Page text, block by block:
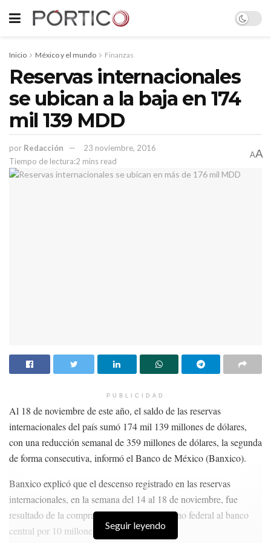
Inicio México y el mundo Finanzas
Reservas internacionales
se ubican a la baja en 174
mil 139 MDD
por Redacción
23 noviembre, 2016
Tiempo de lectura:2 mins read
AA
PUBLICIDAD
Al 18 de noviembre de este año, el saldo de las reservas
internacionales del país sumó 174 mil 139 millones de dólares,
con una reducción semanal de 359 millones de dólares, la segunda
de forma consecutiva, informó el Banco de México (Banxico).
Banxico explicó que el descenso registrado en las reservas
internacionales, en la semana del 14 al 18 de noviembre, fue
resultado de la compra de dólares del gobierno federal al banco
central por 10 millones de dólares.
Seguir leyendo